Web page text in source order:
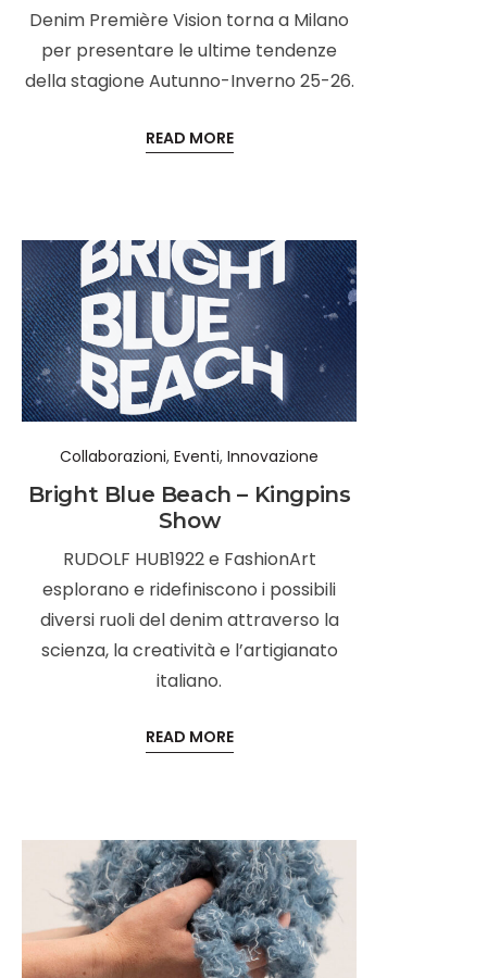
Denim Première Vision torna a Milano
per presentare le ultime tendenze
della stagione Autunno-Inverno 25-26.
READ MORE
Collaborazioni, Eventi, Innovazione
Bright Blue Beach – Kingpins
Show
RUDOLF HUB1922 e FashionArt
esplorano e ridefiniscono i possibili
diversi ruoli del denim attraverso la
scienza, la creatività e l’artigianato
italiano.
READ MORE